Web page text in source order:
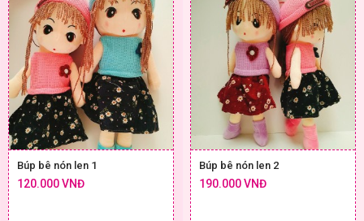
Búp bê nón len 1
120.000 VNĐ
Búp bê nón len 2
190.000 VNĐ